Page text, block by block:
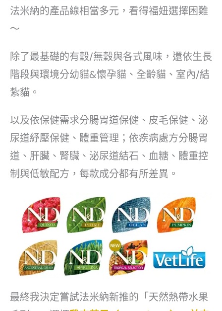
法米納的產品線相當多元，看得福妞選擇困難
～
除了最基礎的有穀/無穀與各式風味，還依生長
階段與環境分幼貓&懷孕貓、全齡貓、室內/結
紮貓。
以及依保健需求分腸胃道保健、皮毛保健、泌
尿道紓壓保健、體重管理；依疾病處方分腸胃
道、肝臟、腎臟、泌尿道結石、血糖、體重控
制與低敏配方，每款成分都有所差異。
最終我決定嘗試法米納新推的「天然熱帶水果